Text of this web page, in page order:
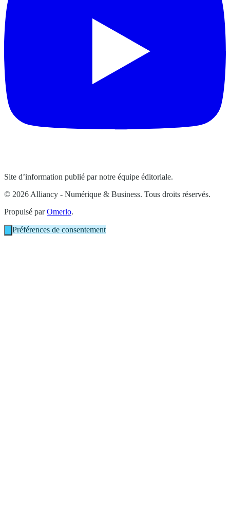
Site d’information publié par notre équipe éditoriale.
© 2026 Alliancy - Numérique & Business. Tous droits réservés.
Propulsé parOmerlo.
Préférences de consentement